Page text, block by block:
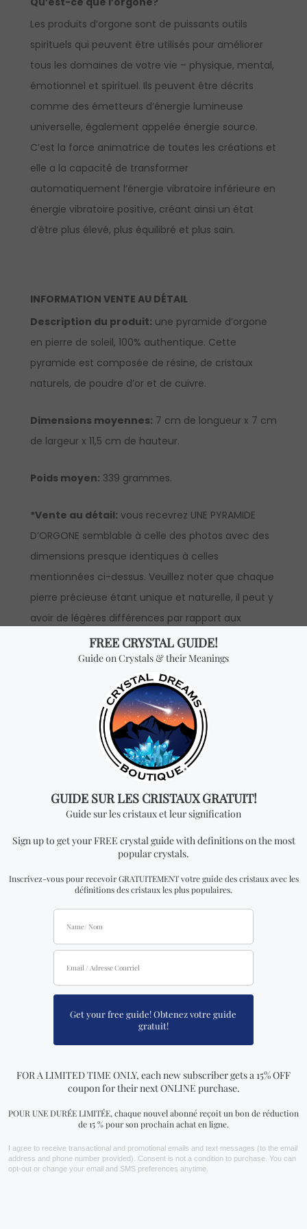
Les produits d’orgone sont de puissants outils
spirituels qui peuvent être utilisés pour améliorer
tous les domaines de votre vie – physique, mental,
émotionnel et spirituel. Ils peuvent être décrits
comme des émetteurs d’énergie lumineuse
universelle, également appelée énergie source.
C’est la force animatrice de toutes les créations et
elle a la capacité de transformer
automatiquement l’énergie vibratoire inférieure en
énergie vibratoire positive, créant ainsi un état
d’être plus élevé, plus équilibré et plus sain.
INFORMATION VENTE AU DÉTAIL
Description du produit: une pyramide d’orgone
en pierre de soleil, 100% authentique. Cette
pyramide est composée de résine, de cristaux
naturels, de poudre d’or et de cuivre.
Dimensions moyennes: 7 cm de longueur x 7 cm
de largeur x 11,5 cm de hauteur.
Poids moyen: 339 grammes.
*Vente au détail: vous recevrez UNE PYRAMIDE
D’ORGONE semblable à celle des photos avec des
dimensions presque identiques à celles
mentionnées ci-dessus. Veuillez noter que chaque
pierre précieuse étant unique et naturelle, il peut y
avoir de légères différences par rapport aux
images. Cependant, soyez assuré que la qualité et
l’authenticité resteront les mêmes. Toutes les
mesures sont approximatives. L’authenticité et la
qualité sont garanties à 100%.
INFORMATION VENTE EN GROS
Description du produit:le prix est par pièce
individuelle (veuillez noter que les prix en gros sont
*Vente en gros:le prix est par pièce et vous
recevrez UNE PYRAMIDE D’ORGONE pour chaque
quantité que vous ajoutez. Pour pouvoir voir les prix
en gros, vous devrez faire une demande pour
devenir un distributeur officiel.
Vous cherchez quelque
un coup d'œil à nos
produits les plus
vendus!